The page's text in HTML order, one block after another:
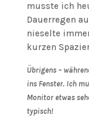
musste ich
Dauerregen
nieselte
kurzen
Übrigens –
ins Fenster. Ich
Monitor etwas
typisch!